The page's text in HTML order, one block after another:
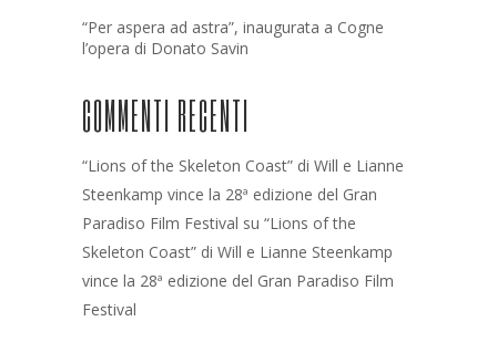
“Per aspera ad astra”, inaugurata a Cogne
l’opera di Donato Savin
COMMENTI RECENTI
“Lions of the Skeleton Coast” di Will e Lianne
Steenkamp vince la 28ª edizione del Gran
Paradiso Film Festival su “Lions of the
Skeleton Coast” di Will e Lianne Steenkamp
vince la 28ª edizione del Gran Paradiso Film
Festival